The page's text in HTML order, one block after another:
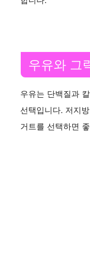
우유와 그
우유는 단백질과
선택입니다. 저지
거트를 선택하면